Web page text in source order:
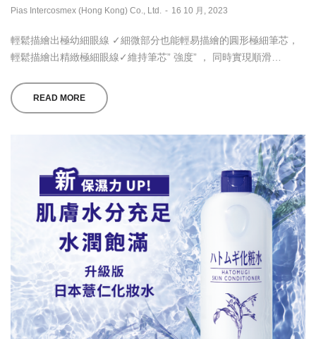
by
Pias Intercosmex (Hong Kong) Co., Ltd. 16 10 月, 2023
輕鬆描繪出極幼細眼線 ✓細微部分也能輕易描繪的圓形極細筆芯，
輕鬆描繪出精緻極細眼線✓維持筆芯” 強度” ， 同時實現順滑…
READ MORE